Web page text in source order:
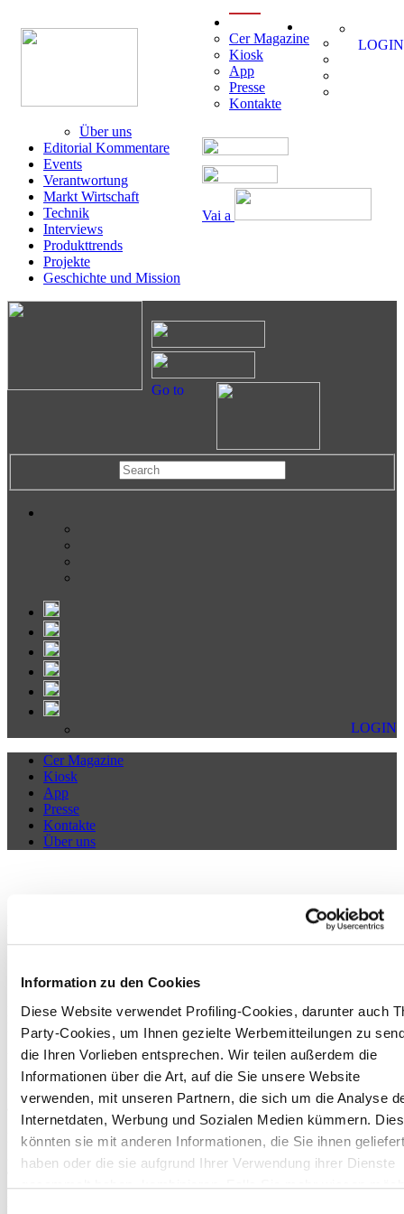
Information zu den Cookies
Diese Website verwendet Profiling-Cookies, darunter auch
Party-Cookies, um Ihnen gezielte Werbemitteilungen zu
die Ihren Vorlieben entsprechen. Wir teilen außerdem die
Informationen über die Art, auf die Sie unsere Website
verwenden, mit unseren Partnern, die sich um die Analyse
Internetdaten, Werbung und Sozialen Medien kümmern.
könnten sie mit anderen Informationen, die Sie ihnen geliefert
haben oder die sie aufgrund Ihrer Verwendung ihrer Dienste
gesammelt haben, kombinieren. Falls Sie mehr wissen
Vai a
Cer Magazine
Kiosk
App
Presse
Kontakte
Über uns
Editorial Kommentare
Events
Verantwortung
Markt Wirtschaft
Technik
Interviews
Produkttrends
Projekte
Geschichte und Mission
LOGIN
Go to
LOGIN
Cer Magazine
Kiosk
App
Presse
Kontakte
Über uns
Kostenloses Abonnement des
Möchten Sie Cer Magazine, das digitale Magazin der italienischen
Keramikindustrie, monatlich per E-Mail erhalten?
Füllen Sie die nachstehenden Felder aus und geben Sie Ihre
Zustimmung zur Verarbeitung Ihrer persönlichen Daten.
Sie erhalten mit jeder Ausgabe des Magazins eine Vorschau auf die
aktuellsten Nachrichten der italienischen Keramikindustrie.
Die Angabe der Daten ist freiwillig, die als „obligatorisch“ (*)
angegebenen Zwecks erforderlich.